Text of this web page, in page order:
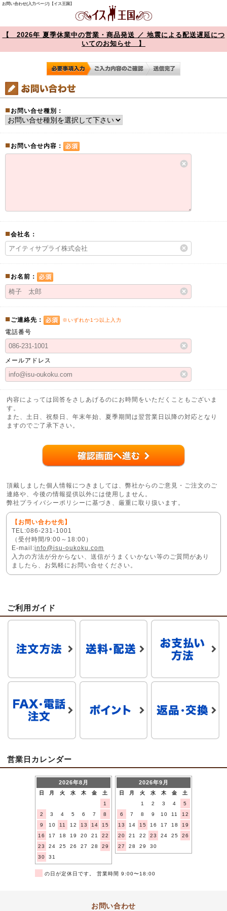
お問い合わせ(入力ページ)【イス王国】
【 2026年 夏季休業中の営業・商品発送 ／ 地震による配送遅延につ
いてのお知らせ 】
■お問い合せ種別：
■お問い合せ内容：
■会社名：
■お名前：
■ご連絡先： ※いずれか1つ以上入力
電話番号
メールアドレス
内容によっては回答をさしあげるのにお時間をいただくこともございま
す。
また、土日、祝祭日、年末年始、夏季期間は翌営業日以降の対応となり
ますのでご了承下さい。
頂戴しました個人情報につきましては、弊社からのご意見・ご注文のご
連絡や、今後の情報提供以外には使用しません。
弊社プライバシーポリシーに基づき、厳重に取り扱います。
【お問い合わせ先】
TEL:086-231-1001
（受付時間/9:00～18:00）
E-mail:info@isu-oukoku.com
入力の方法が分からない、送信がうまくいかない等のご質問があり
ましたら、お気軽にお問い合せください。
ご利用ガイド
営業日カレンダー
2026年8月
日 月 火 水 木 金
土
1
2
3 4 5 6 7
8
9
10 11 12 13 14
15
16
17 18 19 20 21
22
23
24 25 26 27 28
29
30
31
2026年9月
日 月 火 水 木 金
土
1
2 3 4
5
6
7 8 9 10 11
12
13
14 15 16 17 18
19
20
21 22 23 24 25
26
27
28 29 30
の日が定休日です。 営業時間 9:00〜18:00
お問い合わせ